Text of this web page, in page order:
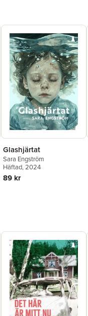
Glashjärtat
Sara Engström
Häftad, 2024
89 kr